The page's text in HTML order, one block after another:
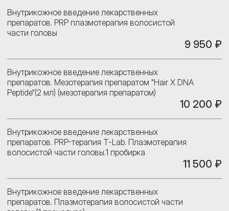
Внутрикожное введение лекарственных
препаратов. PRP плазмотерапия волосистой
части головы
9 950 ₽
Внутрикожное введение лекарственных
препаратов. Мезотерапия препаратом "Hair X DNA
Peptide"(2 мл) (мезотерапия препаратом)
10 200 ₽
Внутрикожное введение лекарственных
препаратов. PRP-терапия Т-Lab. Плазмотерапия
волосистой части головы.1 пробирка
11 500 ₽
Внутрикожное введение лекарственных
препаратов. Плазмотерапия волосистой части